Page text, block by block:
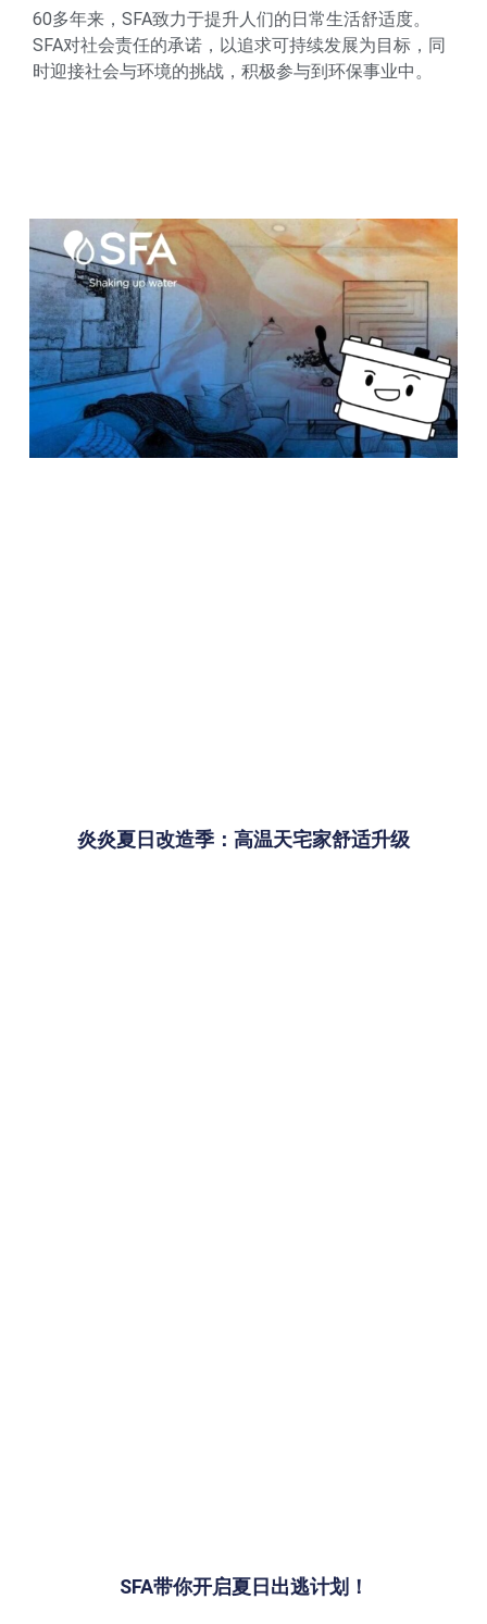
60多年来，SFA致力于提升人们的日常生活舒适度。
SFA对社会责任的承诺，以追求可持续发展为目标，同
时迎接社会与环境的挑战，积极参与到环保事业中。
炎炎夏日改造季：高温天宅家舒适升级
SFA带你开启夏日出逃计划！